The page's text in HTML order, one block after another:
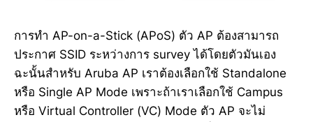
การทำ AP-on-a-Stick (APoS) ตัว AP ต้องสามารถ
ประกาศ SSID ระหว่างการ survey ได้โดยตัวมันเอง
ฉะนั้นสำหรับ Aruba AP เราต้องเลือกใช้ Standalone
หรือ Single AP Mode เพราะถ้าเราเลือกใช้ Campus
หรือ Virtual Controller (VC) Mode ตัว AP จะไม่